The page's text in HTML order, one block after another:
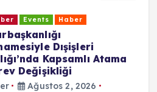
Events Haber
Dışişleri
Kapsamlı Atama
Değişikliği
Ağustos 2, 2026